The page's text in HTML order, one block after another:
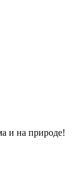
и на природе!